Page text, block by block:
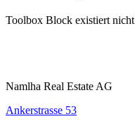
Toolbox Block existiert nicht
Namlha Real Estate AG
Ankerstrasse 53